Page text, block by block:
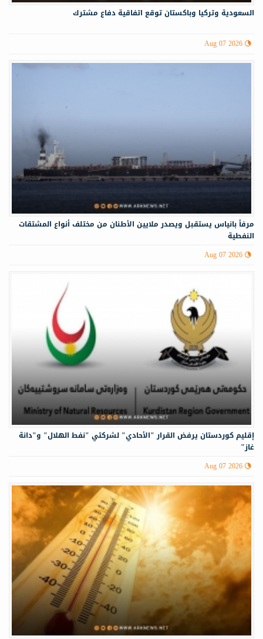
السعودية وتركيا وباكستان توقع اتفاقية دفاع مشترك
Aug 07 2026
مرفأ بانياس يستقبل ويصدر ملايين الأطنان من مختلف أنواع المشتقات
النفطية
Aug 07 2026
إقليم كوردستان يرفض القرار "الأحادي" لشركتي "نفط الهلال" و"دانة
غاز"
Aug 07 2026